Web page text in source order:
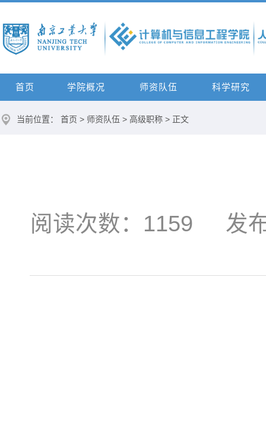
首页 学院概况 师资队伍 科学研究
当前位置： 首页 > 师资队伍 > 高级职称 > 正文
阅读次数： 1159 发布